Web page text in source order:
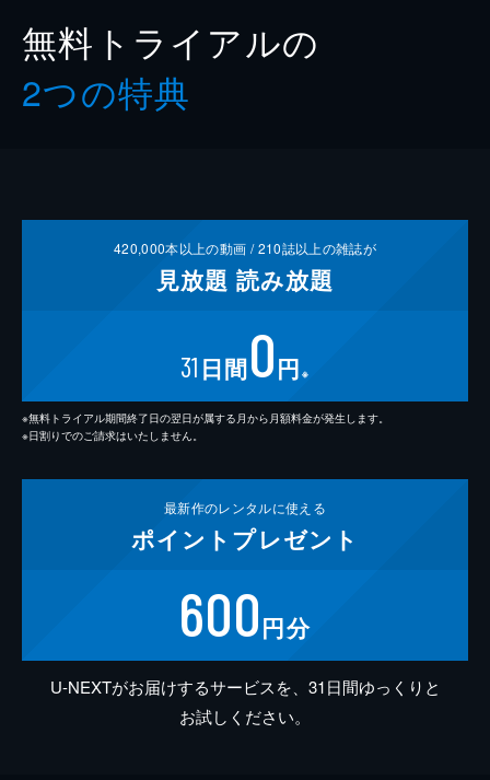
無料トライアルの
2つの特典
420,000本以上の動画 /210誌以上の雑誌が
見放題 読み放題
31 日間0円 ※
※無料トライアル期間終了日の翌日が属する月から月額料金が発生します。
※日割りでのご請求はいたしません。
最新作のレンタルに使える
ポイント プレゼント
600円分
U-NEXTがお届けするサービスを、31日間ゆっくりと
お試しください。